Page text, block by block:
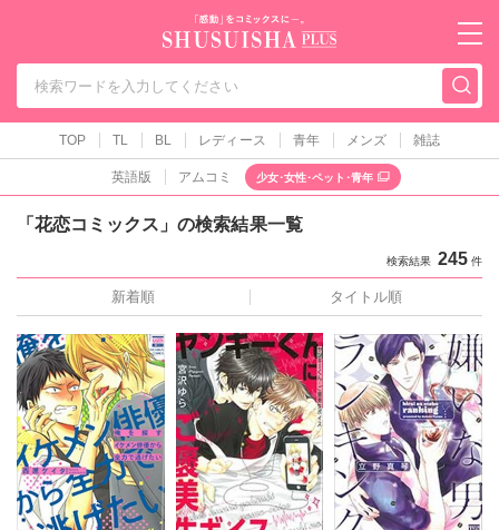
秋水社PLUS（テ
TOP TL BL レディース 青年 メンズ 雑誌
英語版 アムコミ 少女･女性･ペット･青年
「花恋コミックス」の検索結果一覧
検索結果 245 件
新着順 タイトル順